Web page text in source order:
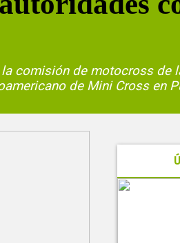
comisión de motocross de
de Mini Cross en